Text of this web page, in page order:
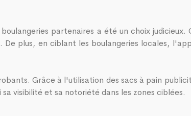
partenaires a été un choix
plus, en ciblant les boulangeries locales,
Grâce à l'utilisation des sacs à pain
visibilité et sa notoriété dans les zones ciblées.